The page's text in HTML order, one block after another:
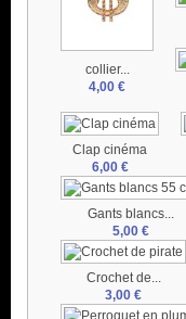
collier...
4,00 €
Clap cinéma
6,00 €
Gants blancs...
5,00 €
Crochet de...
3,00 €